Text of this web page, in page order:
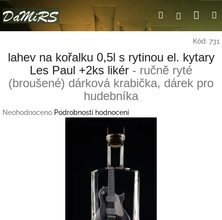
na
obsah
HledatPřihlášení
Kód: 731
lahev na kořalku 0,5l s rytinou el. kytary
Les Paul +2ks likér - ručně ryté
(broušené) dárková krabička, dárek pro
hudebníka
Průměrné
Neohodnoceno Podrobnosti hodnocení